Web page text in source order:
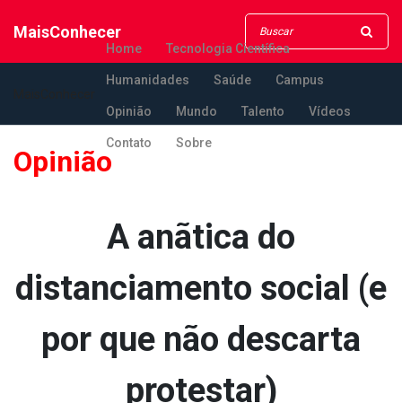
MaisConhecer
Home Tecnologia Científica
Humanidades Saúde Campus
Opinião Mundo Talento Vídeos
Contato Sobre
Opinião
A anãtica do
distanciamento social (e
por que não descarta
protestar)